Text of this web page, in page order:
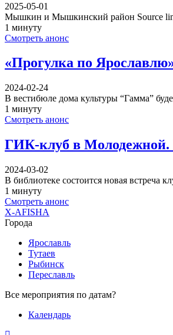
2025-05-01
Мышкин и Мышкинский район Source
1 минуту
Смотреть анонс
«Прогулка по
2024-02-24
В вестибюле дома культуры “Гамма”
1 минуту
Смотреть анонс
ГИК-клуб в Молодежной.
2024-03-02
В библиотеке состоится новая встреча
1 минуту
Смотреть анонс
X-AFISHA
Города
Ярославль
Тутаев
Рыбинск
Переславль
Все мероприятия по датам?
Календарь